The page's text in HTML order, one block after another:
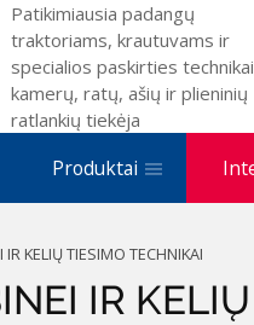
Patikimiausia padangų
traktoriams, krautuvams ir
specialios paskirties
kamerų, ratų, ašių ir plieninių
ratlankių tiekėja
Produktai
KELIŲ TIESIMO TECHNIKAI
IR